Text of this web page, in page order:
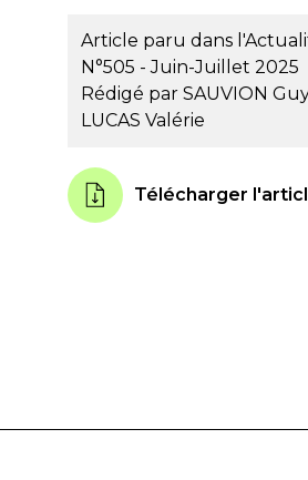
Article paru dans
N°505 - Juin-Juillet 2025
Rédigé par SAUVION
LUCAS Valérie
Télécharger